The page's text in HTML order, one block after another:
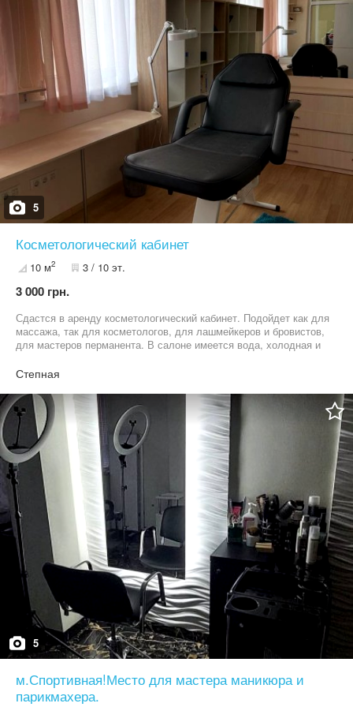
оплачивается только свет и интернет. Первый взнос за первый и
последний месяцы. Помещение сдаётся без посредников,
непосредственно от хозяина. Звоните в Вайбер или Телеграмм к
тел. +38********70,Вадим.
5
Косметологический кабинет
10 м2 3 / 10 эт.
3 000 грн.
Сдастся в аренду косметологический кабинет. Подойдет как для
массажа, так для косметологов, для лашмейкеров и бровистов,
для мастеров перманента. В салоне имеется вода, холодная и
чайник, кулер . Все для комфортной работы.
Степная
5
м.Спортивная!Место для мастера маникюра и
парикмахера.